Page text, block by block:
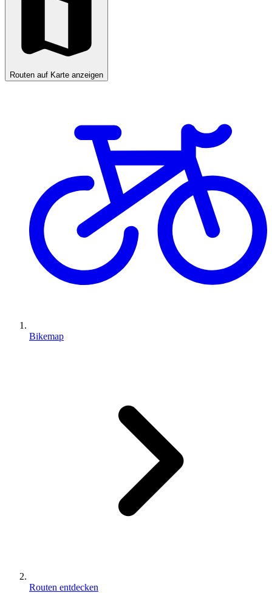
Routen auf Karte anzeigen
Bikemap
Routen entdecken